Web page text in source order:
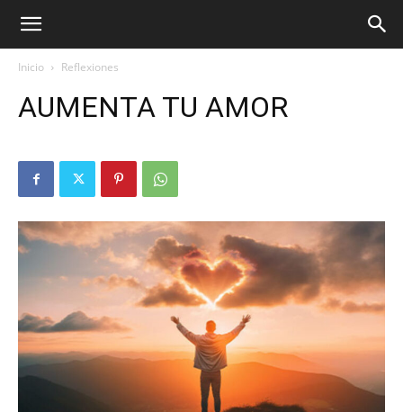
Inicio Reflexiones
AUMENTA TU AMOR